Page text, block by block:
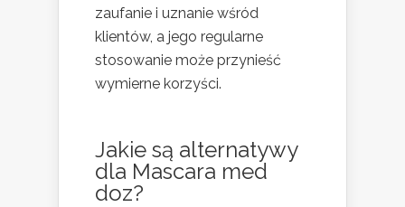
zaufanie i uznanie wśród
klientów, a jego regularne
stosowanie może przynieść
wymierne korzyści.
Jakie są alternatywy
dla Mascara med
doz?